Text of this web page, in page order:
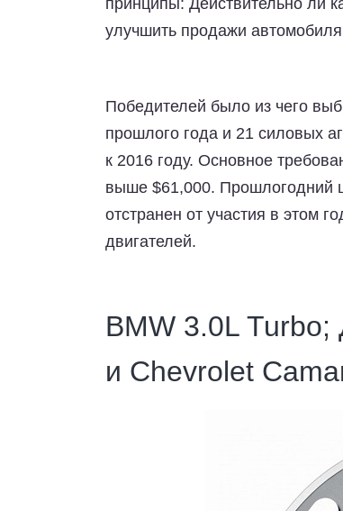
улучшить продажи автомобиля
Победителей было из чего
прошлого года и 21 силовых
к 2016 году. Основное
выше $61,000. Прошлогодний
отстранен от участия в этом
двигателей.
BMW 3.0L
и Chevrolet